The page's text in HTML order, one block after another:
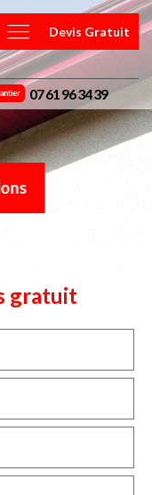
Devis Gratuit
07 61 96 34 39
gratuit